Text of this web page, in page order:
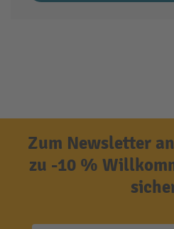
Zum Newsletter
zu -10 %